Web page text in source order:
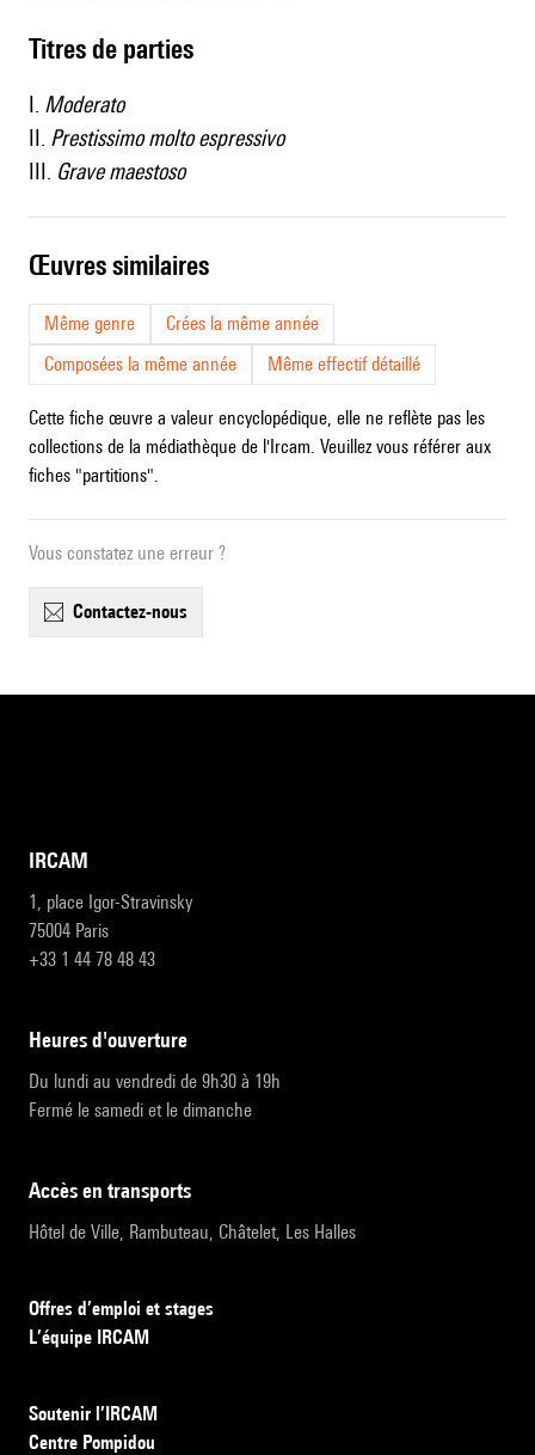
Titres de parties
I. Moderato
II. Prestissimo molto espressivo
III. Grave maestoso
œuvres similaires
Même genre
Crées la même année
Composées la même année
Même effectif détaillé
Cette fiche œuvre a valeur encyclopédique, elle ne reflète pas les
collections de la médiathèque de l'Ircam. Veuillez vous référer aux
fiches "partitions".
Vous constatez une erreur ?
contactez-nous
IRCAM
1, place Igor-Stravinsky
75004 Paris
+33 1 44 78 48 43
heures d'ouverture
Du lundi au vendredi de 9h30 à 19h
Fermé le samedi et le dimanche
accès en transports
Hôtel de Ville, Rambuteau, Châtelet, Les Halles
Offres d’emploi et stages
L’équipe IRCAM
Soutenir l’IRCAM
Centre Pompidou